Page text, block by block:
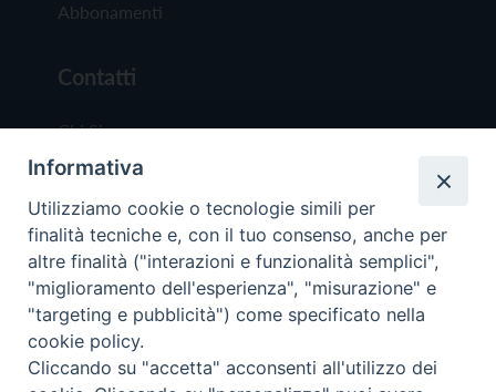
Abbonamenti
Contatti
Chi Siamo
Redazione
Scrivici
Copyright © 2019 - Tutti i diritti riservati - Vita
Trentina Editrice
Informativa
Utilizziamo cookie o tecnologie simili per
finalità tecniche e, con il tuo consenso, anche per
altre finalità ("interazioni e funzionalità semplici",
"miglioramento dell'esperienza", "misurazione" e
"targeting e pubblicità") come specificato nella
cookie policy.
Cliccando su "accetta" acconsenti all'utilizzo dei